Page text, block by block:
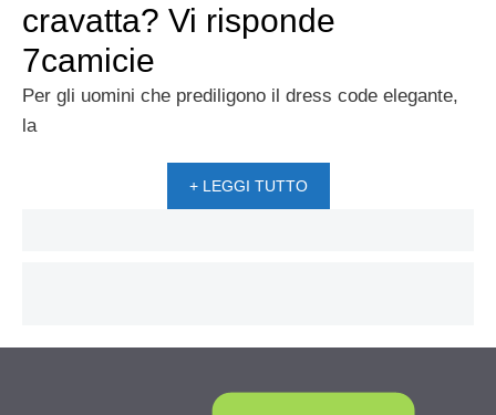
cravatta? Vi risponde
7camicie
Per gli uomini che prediligono il dress code elegante,
la
+ LEGGI TUTTO